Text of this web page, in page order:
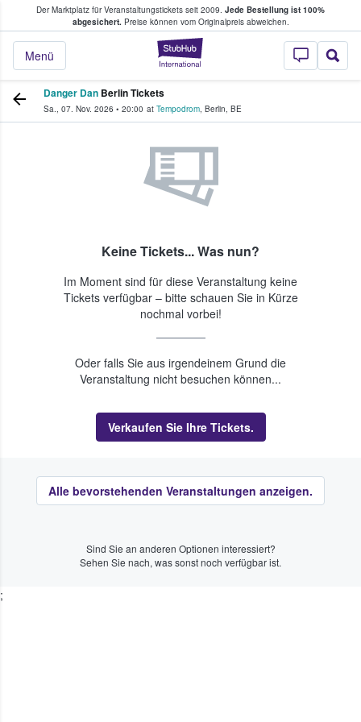
Der Marktplatz für Veranstaltungstickets seit 2009. Jede Bestellung ist 100%
abgesichert.Preise können vom Originalpreis abweichen.
StubHub - Wo
Menü
Tickets kaufen & verkaufen
Danger Dan Berlin Tickets
Sa., 07. Nov. 2026 • 20:00 at Tempodrom, Berlin, BE
Keine Tickets... Was nun?
Im Moment sind für diese Veranstaltung keine
Tickets verfügbar – bitte schauen Sie in Kürze
nochmal vorbei!
Oder falls Sie aus irgendeinem Grund die
Veranstaltung nicht besuchen können...
Verkaufen Sie Ihre Tickets.
Alle bevorstehenden Veranstaltungen anzeigen.
Sind Sie an anderen Optionen interessiert?
Sehen Sie nach, was sonst noch verfügbar ist.
;